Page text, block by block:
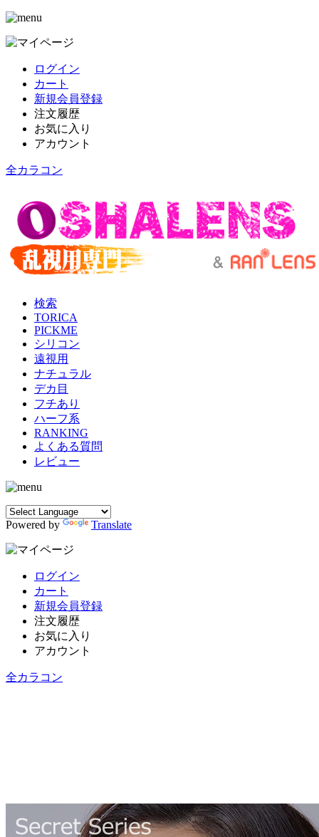
ログイン
カート
新規会員登録
注文履歴
お気に入り
アカウント
全カラコン
検索
TORICA
PICKME
シリコン
遠視用
ナチュラル
デカ目
フチあり
ハーフ系
RANKING
よくある質問
レビュー
Powered by Translate
ログイン
カート
新規会員登録
注文履歴
お気に入り
アカウント
全カラコン